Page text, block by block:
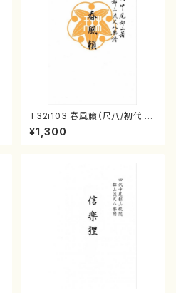
T32i103 春風籟（尺八/初代 石
垣征山/尺八/都山式譜）都山流
公刊楽譜曲番:552
¥1,300